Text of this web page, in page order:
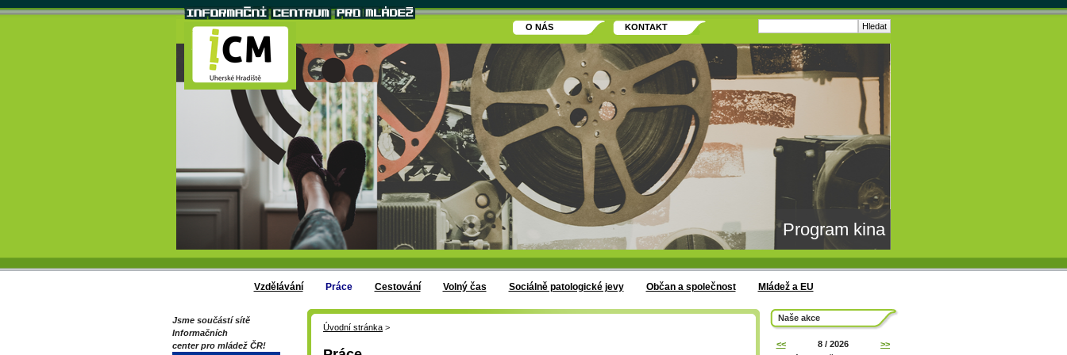
O NÁS KONTAKT
Program kina
Vzdělávání Práce Cestování Volný čas Sociálně patologické jevy Občan a společnost Mládež a EU
Naše akce
<< 8 / 2026
>>
Jsme součástí sítě
Informačních
center pro mládež ČR!
Úvodní stránka >